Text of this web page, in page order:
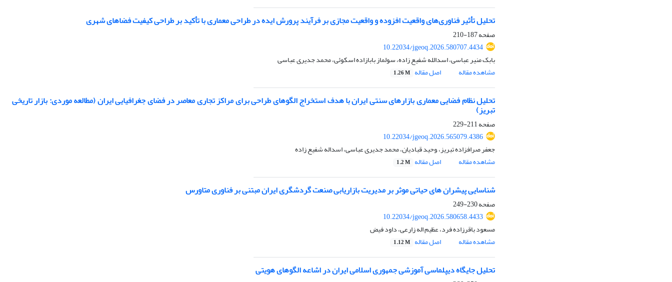
تحلیل تأثیر فناوری‌های واقعیت افزوده و واقعیت مجازی بر فرآیند پرورش ایده در طراحی معماری با تأکید بر طراحی کیفیت فضاهای شهری
صفحه187-210
10.22034/jgeoq.2026.580707.4434
بابک منیر عباسی، اسدالله شفیع زاده، سولماز بابازاده اسکوئی، محمد جدیری عباسی
مشاهده مقاله
اصل مقاله 1.26 M
تحلیل نظام فضایی معماری بازارهای سنتی ایران با هدف استخراج الگوهای طراحی برای مراکز تجاری معاصر در فضای جغرافیایی ایران (مطالعه موردی: بازار تاریخی
تبریز)
صفحه211-229
10.22034/jgeoq.2026.565079.4386
جعفر صرافزاده تبریز، ,وحید قبادیان، محمد جدیری عباسی، اسداله شفیع زاده
مشاهده مقاله
اصل مقاله 1.2 M
شناسایی پیشران های حیاتی موثر بر مدیریت بازاریابی صنعت گردشگری ایران مبتنی بر فناوری متاورس
صفحه230-249
10.22034/jgeoq.2026.580658.4433
مسعود باقرزاده فرد، عظیم اله زارعی، داود فیض
مشاهده مقاله
اصل مقاله 1.12 M
تحلیل جایگاه دیپلماسی آموزشی جمهوری اسلامی ایران در اشاعه الگوهای هویتی